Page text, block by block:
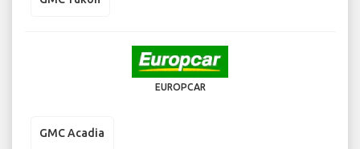
EUROPCAR
GMC Acadia